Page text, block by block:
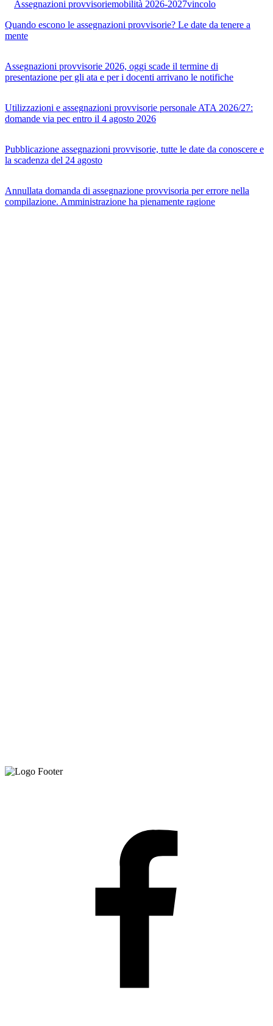
Assegnazioni provvisoriemobilità 2026-2027vincolo
Quando escono le assegnazioni provvisorie? Le date da tenere a
mente
Assegnazioni provvisorie 2026, oggi scade il termine di
presentazione per gli ata e per i docenti arrivano le notifiche
Utilizzazioni e assegnazioni provvisorie personale ATA 2026/27:
domande via pec entro il 4 agosto 2026
Pubblicazione assegnazioni provvisorie, tutte le date da conoscere e
la scadenza del 24 agosto
Annullata domanda di assegnazione provvisoria per errore nella
compilazione. Amministrazione ha pienamente ragione